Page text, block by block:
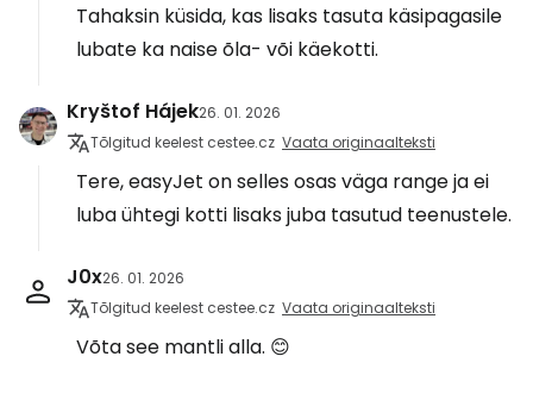
Tahaksin küsida, kas lisaks tasuta käsipagasile
lubate ka naise õla- või käekotti.
Kryštof Hájek26. 01. 2026
Tõlgitud keelest cestee.cz Vaata originaalteksti
Tere, easyJet on selles osas väga range ja ei
luba ühtegi kotti lisaks juba tasutud teenustele.
J0x26. 01. 2026
Tõlgitud keelest cestee.cz Vaata originaalteksti
Võta see mantli alla. 😊